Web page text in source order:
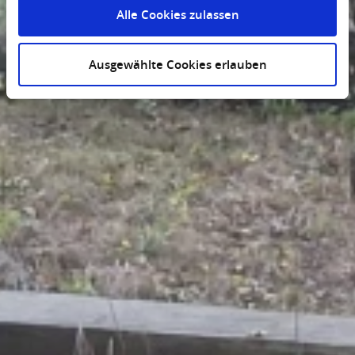
Alle Cookies zulassen
Ausgewählte Cookies erlauben